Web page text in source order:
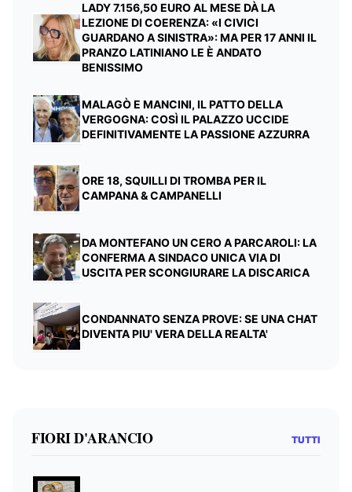
LADY 7.156,50 EURO AL MESE DÀ LA
LEZIONE DI COERENZA: «I CIVICI
GUARDANO A SINISTRA»: MA PER 17 ANNI IL
PRANZO LATINIANO LE È ANDATO
BENISSIMO
MALAGÒ E MANCINI, IL PATTO DELLA
VERGOGNA: COSÌ IL PALAZZO UCCIDE
DEFINITIVAMENTE LA PASSIONE AZZURRA
ORE 18, SQUILLI DI TROMBA PER IL
CAMPANA & CAMPANELLI
DA MONTEFANO UN CERO A PARCAROLI: LA
CONFERMA A SINDACO UNICA VIA DI
USCITA PER SCONGIURARE LA DISCARICA
CONDANNATO SENZA PROVE: SE UNA CHAT
DIVENTA PIU' VERA DELLA REALTA'
FIORI D'ARANCIO TUTTI